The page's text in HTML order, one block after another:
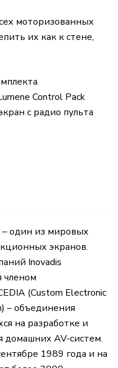
моторизованных
их как к стене,
Control Pack
с радио пульта
один из мировых
экранов.
Inovadis
членом
(Custom Electronic
– объединения
на разработке и
домашних AV-систем.
1989 года и на